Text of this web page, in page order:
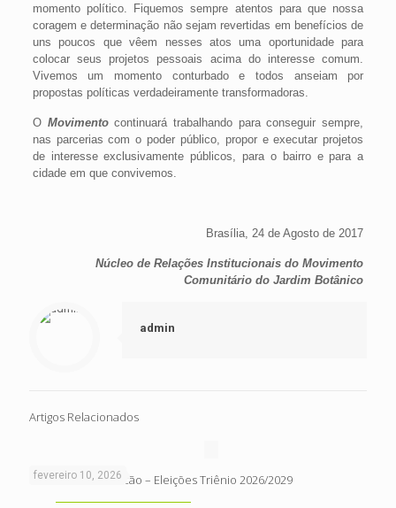
momento político. Fiquemos sempre atentos para que nossa
coragem e determinação não sejam revertidas em benefícios de
uns poucos que vêem nesses atos uma oportunidade para
colocar seus projetos pessoais acima do interesse comum.
Vivemos um momento conturbado e todos anseiam por
propostas políticas verdadeiramente transformadoras.
O Movimentocontinuará trabalhando para conseguir sempre,
nas parcerias com o poder público, propor e executar projetos
de interesse exclusivamente públicos, para o bairro e para a
cidade em que convivemos.
Brasília, 24 de Agosto de 2017
Núcleo de Relações Institucionais do Movimento
Comunitário do Jardim Botânico
admin
Artigos Relacionados
fevereiro 10, 2026
Edital de Convocacão – Eleições Triênio 2026/2029